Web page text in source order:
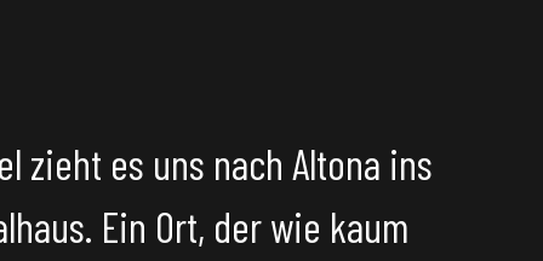
zieht es uns nach Altona ins
. Ein Ort, der wie kaum